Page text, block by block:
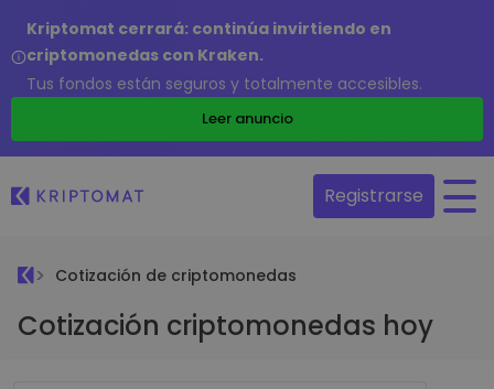
Kriptomat cerrará: continúa invirtiendo en
criptomonedas con Kraken.
Tus fondos están seguros y totalmente accesibles.
Leer anuncio
Registrarse
Cotización de criptomonedas
Cotización criptomonedas hoy